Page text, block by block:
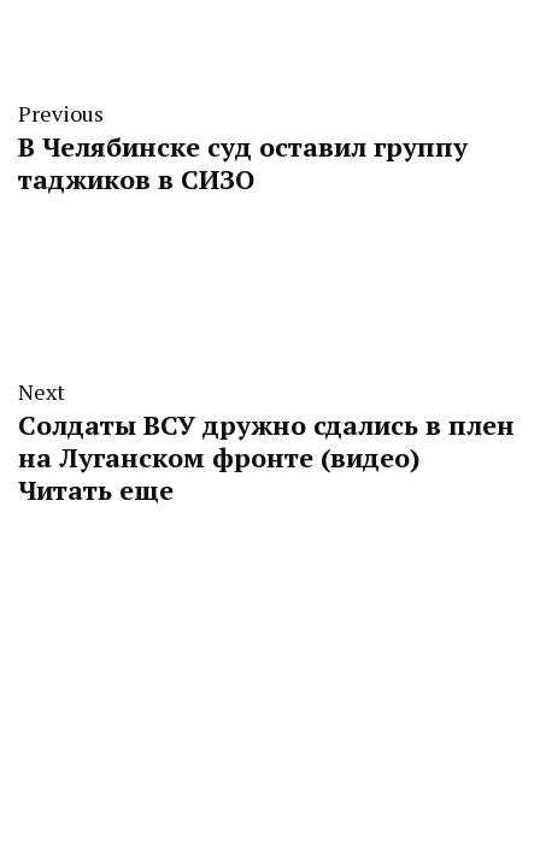
Previous
В Челябинске суд оставил группу
таджиков в СИЗО
Next
Солдаты ВСУ дружно сдались в плен
на Луганском фронте (видео)
Читать еще